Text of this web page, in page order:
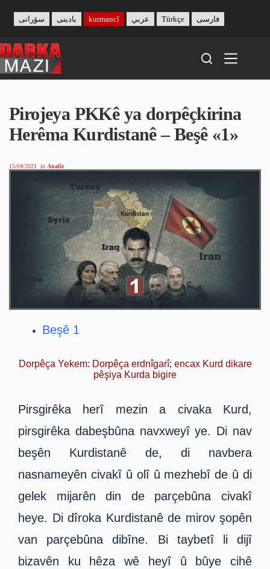
content
بادینی سۆرانی kurmancî عربي Türkçe فارسی
Pirojeya PKKê ya dorpêçkirina
Herêma Kurdistanê – Beşê «1»
15/04/2021 in Analîz
Beşê 1
Dorpêça Yekem: Dorpêça erdnîgarî; encax Kurd dikare
pêşiya Kurda bigire
Pirsgirêka herî mezin a civaka Kurd,
pirsgirêka dabeşbûna navxweyî ye. Di nav
beşên Kurdistanê de, di navbera
nasnameyên civakî û olî û mezhebî de û di
gelek mijarên din de parçebûna civakî
heye. Di dîroka Kurdistanê de mirov şopên
van parçebûna dibîne. Bi taybetî li dijî
bizavên ku hêza wê heyî û bûye cihê